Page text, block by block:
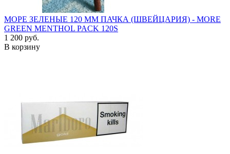
МОРЕ ЗЕЛЕНЫЕ 120 ММ ПАЧКА (ШВЕЙЦАРИЯ) - MORE
GREEN MENTHOL PACK 120S
1 200 руб.
В корзину